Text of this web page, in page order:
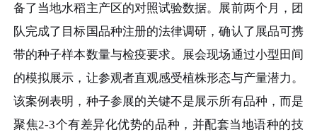
备了当地水稻主产区的对照试验数据。展前两个月，团
队完成了目标国品种注册的法律调研，确认了展品可携
带的种子样本数量与检疫要求。展会现场通过小型田间
的模拟展示，让参观者直观感受植株形态与产量潜力。
该案例表明，种子参展的关键不是展示所有品种，而是
聚焦2-3个有差异化优势的品种，并配套当地语种的技